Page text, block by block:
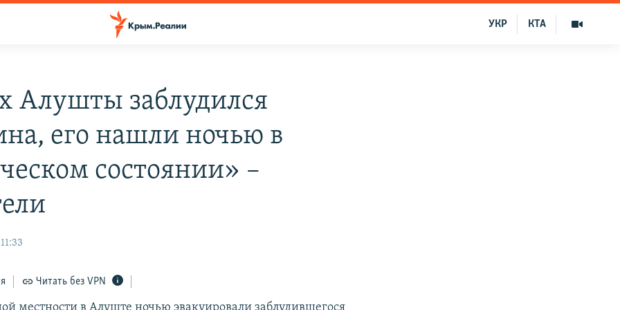
КТА
УКР
Алушты заблудился
его нашли ночью в
состоянии» –
Читать без VPN